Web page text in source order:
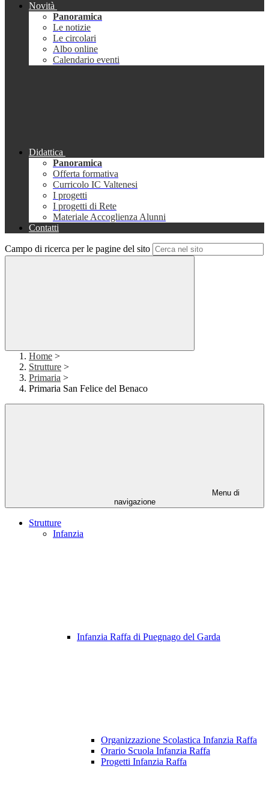
Novità
Panoramica
Le notizie
Le circolari
Albo online
Calendario eventi
Didattica
Panoramica
Offerta formativa
Curricolo IC Valtenesi
I progetti
I progetti di Rete
Materiale Accoglienza Alunni
Contatti
Campo di ricerca per le pagine del sito
Home >
Strutture >
Primaria >
Primaria San Felice del Benaco
Menu di
navigazione
Strutture
Infanzia
Infanzia Raffa di Puegnago del Garda
Organizzazione Scolastica Infanzia Raffa
Orario Scuola Infanzia Raffa
Progetti Infanzia Raffa